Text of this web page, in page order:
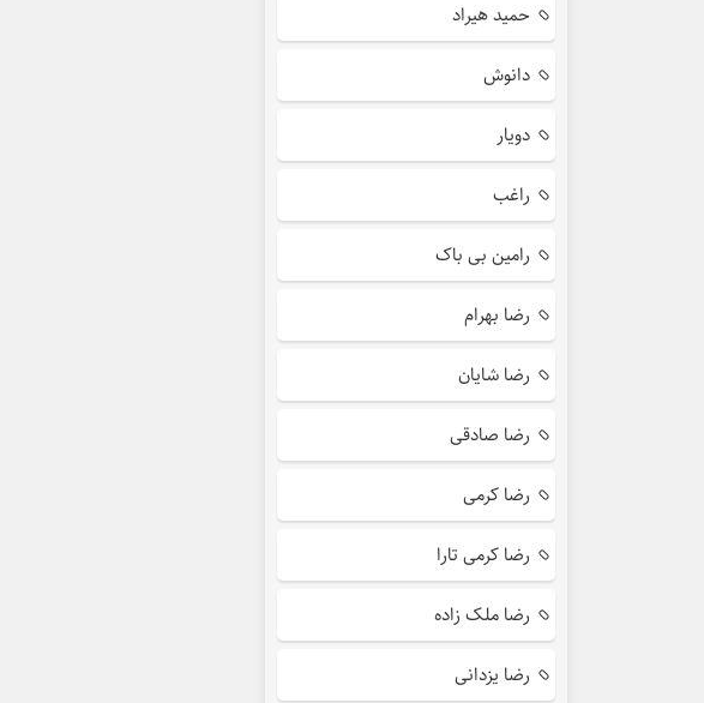
حمید هیراد
دانوش
دویار
راغب
رامین بی باک
رضا بهرام
رضا شایان
رضا صادقی
رضا کرمی
رضا کرمی تارا
رضا ملک زاده
رضا یزدانی